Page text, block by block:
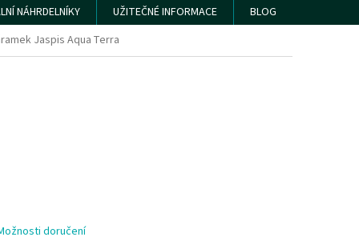
NÁHRDELNÍKY UŽITEČNÉ INFORMACE
BLOG
Jaspis Aqua Terra
doručení